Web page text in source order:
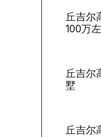
丘吉尔
100万
丘吉尔
墅
丘吉尔